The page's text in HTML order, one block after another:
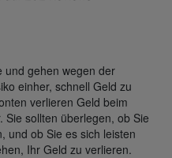
und gehen wegen der
einher, schnell Geld zu
verlieren Geld beim
Sie sollten überlegen, ob Sie
und ob Sie es sich leisten
Ihr Geld zu verlieren.